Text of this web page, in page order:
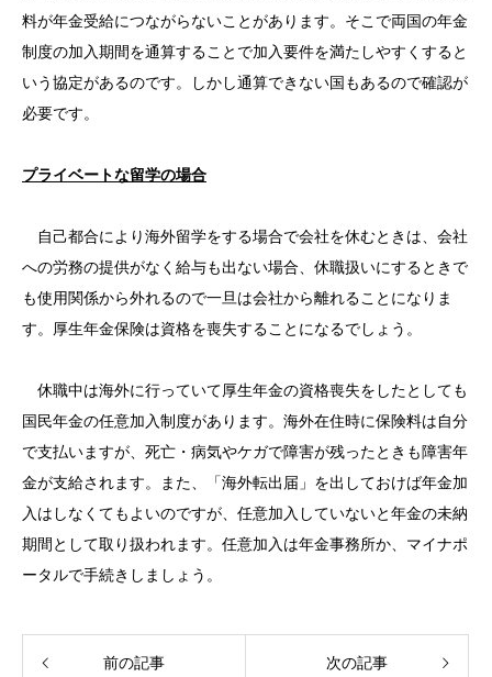
料が年金受給につながらないことがあります。そこで両国の年金
制度の加入期間を通算することで加入要件を満たしやすくすると
いう協定があるのです。しかし通算できない国もあるので確認が
必要です。
プライベートな留学の場合
自己都合により海外留学をする場合で会社を休むときは、会社
への労務の提供がなく給与も出ない場合、休職扱いにするときで
も使用関係から外れるので一旦は会社から離れることになりま
す。厚生年金保険は資格を喪失することになるでしょう。
休職中は海外に行っていて厚生年金の資格喪失をしたとしても
国民年金の任意加入制度があります。海外在住時に保険料は自分
で支払いますが、死亡・病気やケガで障害が残ったときも障害年
金が支給されます。また、「海外転出届」を出しておけば年金加
入はしなくてもよいのですが、任意加入していないと年金の未納
期間として取り扱われます。任意加入は年金事務所か、マイナポ
ータルで手続きしましょう。
前の記事 次の記事